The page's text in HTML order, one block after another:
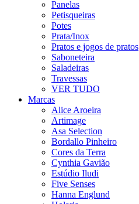
Panelas
Petisqueiras
Potes
Prata/Inox
Pratos e jogos de pratos
Saboneteira
Saladeiras
Travessas
VER TUDO
Marcas
Alice Aroeira
Artimage
Asa Selection
Bordallo Pinheiro
Cores da Terra
Cynthia Gavião
Estúdio Iludi
Five Senses
Hanna Englund